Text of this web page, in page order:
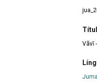
Vãvĩ
Juma